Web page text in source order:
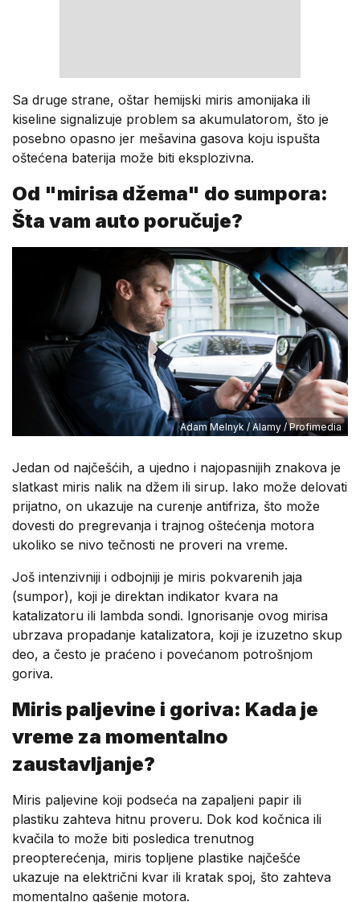
Sa druge strane, oštar hemijski miris amonijaka ili
kiseline signalizuje problem sa akumulatorom, što je
posebno opasno jer mešavina gasova koju ispušta
oštećena baterija može biti eksplozivna.
Od "mirisa džema" do sumpora:
Šta vam auto poručuje?
Adam Melnyk / Alamy / Profimedia
Jedan od najčešćih, a ujedno i najopasnijih znakova je
slatkast miris nalik na džem ili sirup. Iako može delovati
prijatno, on ukazuje na curenje antifriza, što može
dovesti do pregrevanja i trajnog oštećenja motora
ukoliko se nivo tečnosti ne proveri na vreme.
Još intenzivniji i odbojniji je miris pokvarenih jaja
(sumpor), koji je direktan indikator kvara na
katalizatoru ili lambda sondi. Ignorisanje ovog mirisa
ubrzava propadanje katalizatora, koji je izuzetno skup
deo, a često je praćeno i povećanom potrošnjom
goriva.
Miris paljevine i goriva: Kada je
vreme za momentalno
zaustavljanje?
Miris paljevine koji podseća na zapaljeni papir ili
plastiku zahteva hitnu proveru. Dok kod kočnica ili
kvačila to može biti posledica trenutnog
preopterećenja, miris topljene plastike najčešće
ukazuje na električni kvar ili kratak spoj, što zahteva
momentalno gašenje motora.